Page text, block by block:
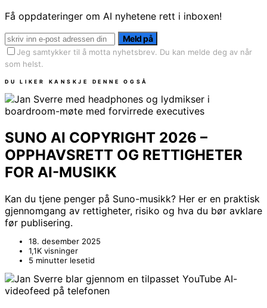
Få oppdateringer om AI nyhetene rett i inboxen!
Meld på
Jeg samtykker til å motta nyhetsbrev. Du kan melde deg av når
som helst.
DU LIKER KANSKJE DENNE OGSÅ
SUNO AI COPYRIGHT 2026 –
OPPHAVSRETT OG RETTIGHETER
FOR AI-MUSIKK
Kan du tjene penger på Suno-musikk? Her er en praktisk
gjennomgang av rettigheter, risiko og hva du bør avklare
før publisering.
18. desember 2025
1,1K visninger
5 minutter lesetid